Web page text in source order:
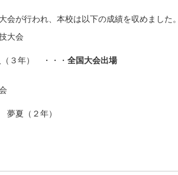
会が行われ、本校は以下の成績を収めました
大会
３年） ・・・ 全国大会出場
夏（２年）